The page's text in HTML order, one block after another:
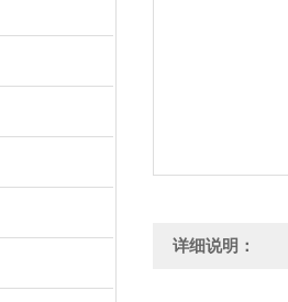
详细说明：